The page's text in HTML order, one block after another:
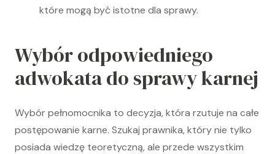
które mogą być istotne dla sprawy.
Wybór odpowiedniego
adwokata do sprawy karnej
Wybór pełnomocnika to decyzja, która rzutuje na całe
postępowanie karne. Szukaj prawnika, który nie tylko
posiada wiedzę teoretyczną, ale przede wszystkim